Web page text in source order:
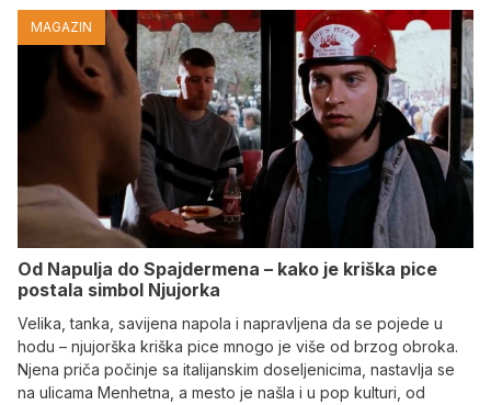
MAGAZIN
Od Napulja do Spajdermena – kako je kriška pice
postala simbol Njujorka
Velika, tanka, savijena napola i napravljena da se pojede u
hodu – njujorška kriška pice mnogo je više od brzog obroka.
Njena priča počinje sa italijanskim doseljenicima, nastavlja se
na ulicama Menhetna, a mesto je našla i u pop kulturi, od